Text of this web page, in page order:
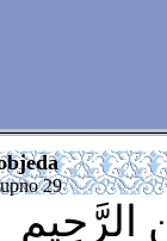
29
الرَّحِيمِ